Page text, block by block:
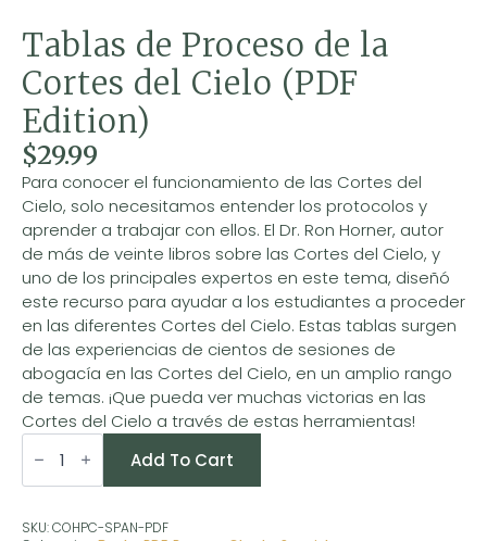
Tablas de Proceso de la
Cortes del Cielo (PDF
Edition)
$29.99
Para conocer el funcionamiento de las Cortes del
Cielo, solo necesitamos entender los protocolos y
aprender a trabajar con ellos. El Dr. Ron Horner, autor
de más de veinte libros sobre las Cortes del Cielo, y
uno de los principales expertos en este tema, diseñó
este recurso para ayudar a los estudiantes a proceder
en las diferentes Cortes del Cielo. Estas tablas surgen
de las experiencias de cientos de sesiones de
abogacía en las Cortes del Cielo, en un amplio rango
de temas. ¡Que pueda ver muchas victorias en las
Cortes del Cielo a través de estas herramientas!
Tablas
de
Proceso
de
Cortes
Add To Cart
SKU:COHPC-SPAN-PDF